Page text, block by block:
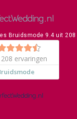
Bruidsmode 9.4uit 208